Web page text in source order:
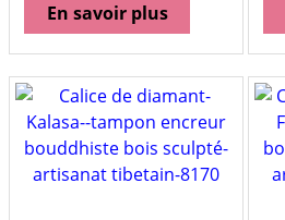
En savoir plus